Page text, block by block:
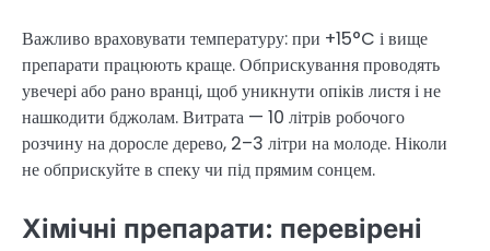
Важливо враховувати температуру: при +15°C і вище
препарати працюють краще. Обприскування проводять
увечері або рано вранці, щоб уникнути опіків листя і не
нашкодити бджолам. Витрата — 10 літрів робочого
розчину на доросле дерево, 2–3 літри на молоде. Ніколи
не обприскуйте в спеку чи під прямим сонцем.
Хімічні препарати: перевірені